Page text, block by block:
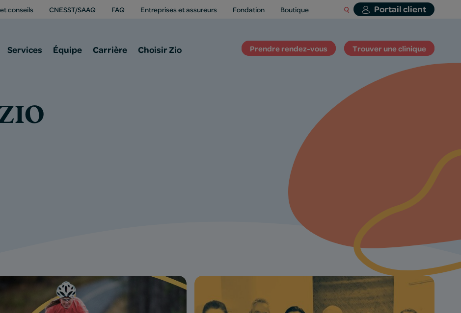
conseils CNESST/SAAQ FAQ Entreprises et assureurs Fondation Boutique Portail client
Services Équipe Carrière Choisir Zio Prendre rendez-vous Trouver une clinique